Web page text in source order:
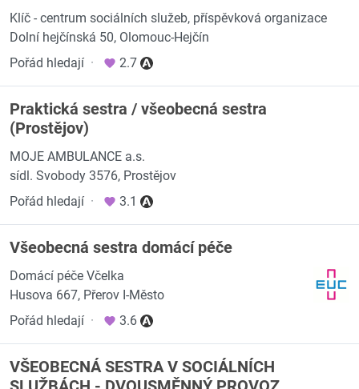
Klíč - centrum sociálních služeb, příspěvková organizace
Dolní hejčínská 50, Olomouc-Hejčín
Pořád hledají · 2.7
Praktická sestra / všeobecná sestra
(Prostějov)
MOJE AMBULANCE a.s.
sídl. Svobody 3576, Prostějov
Pořád hledají · 3.1
Všeobecná sestra domácí péče
Domácí péče Včelka
Husova 667, Přerov I-Město
Pořád hledají · 3.6
VŠEOBECNÁ SESTRA V SOCIÁLNÍCH